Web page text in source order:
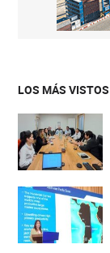
LOS MÁS VISTOS